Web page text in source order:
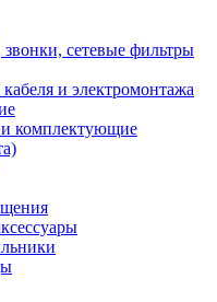
сетевые фильтры
и электромонтажа
комплектующие